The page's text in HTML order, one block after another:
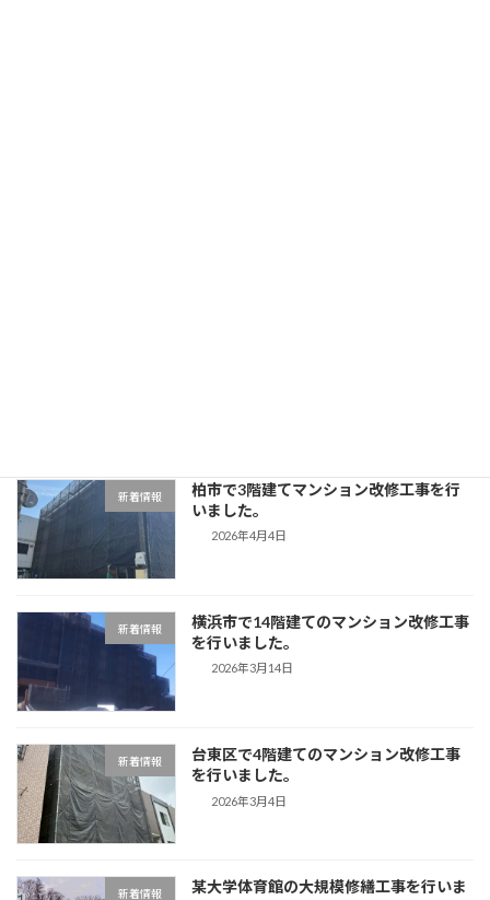
新着情報
柏市で3階建てマンション改修工事を行
いました。
2026年4月4日
新着情報
横浜市で14階建てのマンション改修工事
を行いました。
2026年3月14日
新着情報
台東区で4階建てのマンション改修工事
を行いました。
2026年3月4日
新着情報
某大学体育館の大規模修繕工事を行いま